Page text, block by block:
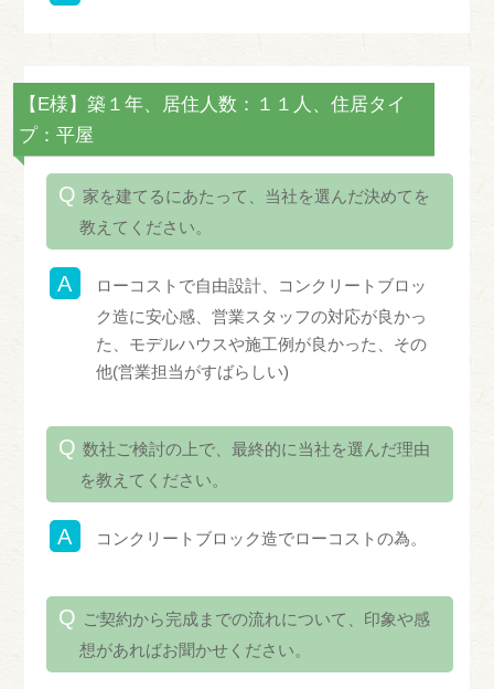
【E様】築１年、居住人数：１１人、住居タイ
プ：平屋
家を建てるにあたって、当社を選んだ決めてを
教えてください。
ローコストで自由設計、コンクリートブロッ
ク造に安心感、営業スタッフの対応が良かっ
た、モデルハウスや施工例が良かった、その
他(営業担当がすばらしい)
数社ご検討の上で、最終的に当社を選んだ理由
を教えてください。
コンクリートブロック造でローコストの為。
ご契約から完成までの流れについて、印象や感
想があればお聞かせください。